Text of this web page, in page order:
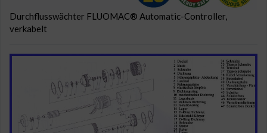
Durchflusswächter FLUOMAC® Automatic-Controller,
verkabelt